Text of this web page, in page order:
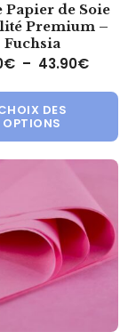
à 43.90€
plusieurs
Papier de Soie
Premium –
Fuchsia
€ – 43.90€Plage
DES
OPTIONS